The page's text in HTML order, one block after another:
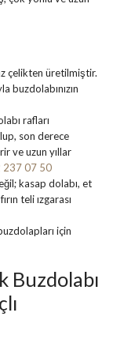
çelikten üretilmiştir.
buzdolabınızın
rafları
son derece
ve uzun yıllar
237 07 50
kasap dolabı, et
teli ızgarası
için
Buzdolabı